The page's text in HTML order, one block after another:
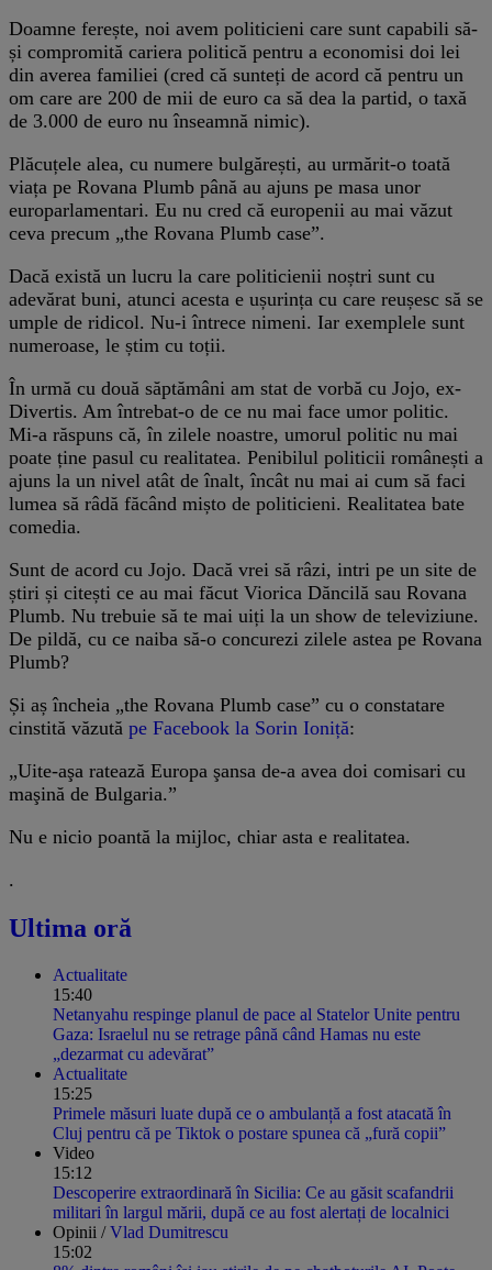
Doamne ferește, noi avem politicieni care sunt capabili să-
și compromită cariera politică pentru a economisi doi lei
din averea familiei (cred că sunteți de acord că pentru un
om care are 200 de mii de euro ca să dea la partid, o taxă
de 3.000 de euro nu înseamnă nimic).
Plăcuțele alea, cu numere bulgărești, au urmărit-o toată
viața pe Rovana Plumb până au ajuns pe masa unor
europarlamentari. Eu nu cred că europenii au mai văzut
ceva precum „the Rovana Plumb case”.
Dacă există un lucru la care politicienii noștri sunt cu
adevărat buni, atunci acesta e ușurința cu care reușesc să se
umple de ridicol. Nu-i întrece nimeni. Iar exemplele sunt
numeroase, le știm cu toții.
În urmă cu două săptămâni am stat de vorbă cu Jojo, ex-
Divertis. Am întrebat-o de ce nu mai face umor politic.
Mi-a răspuns că, în zilele noastre, umorul politic nu mai
poate ține pasul cu realitatea. Penibilul politicii românești a
ajuns la un nivel atât de înalt, încât nu mai ai cum să faci
lumea să râdă făcând mișto de politicieni. Realitatea bate
comedia.
Sunt de acord cu Jojo. Dacă vrei să râzi, intri pe un site de
știri și citești ce au mai făcut Viorica Dăncilă sau Rovana
Plumb. Nu trebuie să te mai uiți la un show de televiziune.
De pildă, cu ce naiba să-o concurezi zilele astea pe Rovana
Plumb?
Și aș încheia „the Rovana Plumb case” cu o constatare
cinstită văzută pe Facebook la Sorin Ioniță:
„Uite-aşa ratează Europa şansa de-a avea doi comisari cu
maşină de Bulgaria.”
Nu e nicio poantă la mijloc, chiar asta e realitatea.
.
Ultima oră
Actualitate
15:40
Netanyahu respinge planul de pace al Statelor Unite pentru
Gaza: Israelul nu se retrage până când Hamas nu este
„dezarmat cu adevărat”
Actualitate
15:25
Primele măsuri luate după ce o ambulanță a fost atacată în
Cluj pentru că pe Tiktok o postare spunea că „fură copii”
Video
15:12
Descoperire extraordinară în Sicilia: Ce au găsit scafandrii
militari în largul mării, după ce au fost alertați de localnici
Opinii /Vlad Dumitrescu
15:02